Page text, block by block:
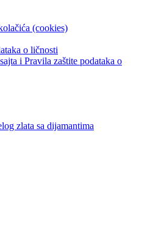
(cookies)
o ličnosti
i Pravila zaštite podataka o
zlata sa dijamantima